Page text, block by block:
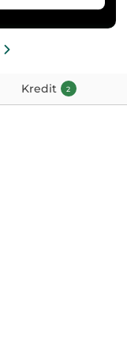
Kredit 2